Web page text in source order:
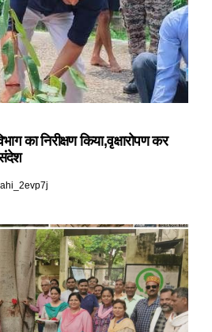
का निरीक्षण किया,वृक्षारोपण कर
संदेश